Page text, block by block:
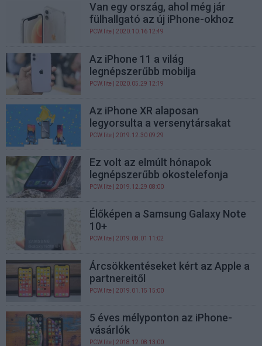
Van egy ország, ahol még jár
fülhallgató az új iPhone-okhoz
PCW.lite | 2020.10.16 12:49
Az iPhone 11 a világ
legnépszerűbb mobilja
PCW.lite | 2020.05.29 12:19
Az iPhone XR alaposan
legyorsulta a versenytársakat
PCW.lite | 2019.12.30 09:29
Ez volt az elmúlt hónapok
legnépszerűbb okostelefonja
PCW.lite | 2019.12.29 08:00
Élőképen a Samsung Galaxy Note
10+
PCW.lite | 2019.08.01 11:02
Árcsökkentéseket kért az Apple a
partnereitől
PCW.lite | 2019.01.15 15:00
5 éves mélyponton az iPhone-
vásárlók
PCW.lite | 2018.12.08 13:00